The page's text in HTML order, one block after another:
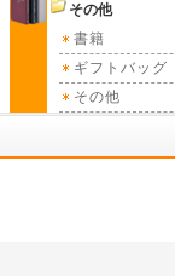
その他
書籍
ギフトバッグ
その他